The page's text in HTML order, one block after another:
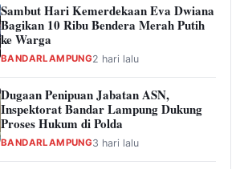
Sambut Hari Kemerdekaan Eva Dwiana
Bagikan 10 Ribu Bendera Merah Putih
ke Warga
BANDARLAMPUNG2 hari lalu
Dugaan Penipuan Jabatan ASN,
Inspektorat Bandar Lampung Dukung
Proses Hukum di Polda
BANDARLAMPUNG3 hari lalu